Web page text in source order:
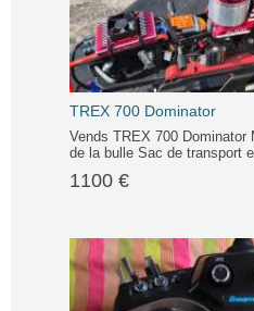
TREX 700 Dominator
Vends TREX 700
de la bulle Sac de transport
1100 €